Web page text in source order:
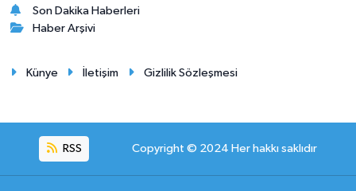
Son Dakika Haberleri
Haber Arşivi
Künye İletişim Gizlilik Sözleşmesi
RSS Copyright © 2024 Her hakkı saklıdır